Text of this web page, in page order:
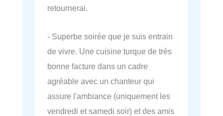
retournerai.
- Superbe soirée que je suis entrain
de vivre. Une cuisine turque de très
bonne facture dans un cadre
agréable avec un chanteur qui
assure l'ambiance (uniquement les
vendredi et samedi soir) et des amis